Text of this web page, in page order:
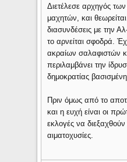
Διετέλεσε αρχηγός
μαχητών, και θεωρείται
διασυνδέσεις με την
το αρνείται σφοδρά.
ακραίων σαλαφιστών
περιλαμβάνει την
δημοκρατίας
Πριν όμως από το
και η ευχή είναι οι
εκλογές να
αιματοχυσίες.